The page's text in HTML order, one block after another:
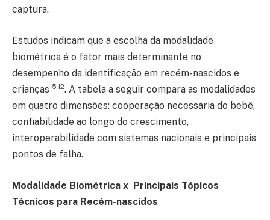
captura.
Estudos indicam que a escolha da modalidade
biométrica é o fator mais determinante no
desempenho da identificação em recém-nascidos e
crianças 5,12. A tabela a seguir compara as modalidades
em quatro dimensões: cooperação necessária do bebê,
confiabilidade ao longo do crescimento,
interoperabilidade com sistemas nacionais e principais
pontos de falha.
Modalidade Biométrica x Principais Tópicos
Técnicos para Recém-nascidos